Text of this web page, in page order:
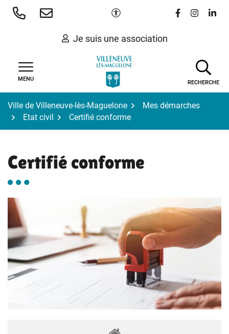
Aller
Paramètres d'accessibilité
Lien vers le
Lien vers
Lien
Je suis une association
MENU
RECHERCHE
Ville de Villeneuve-lès-Maguelone
Mes démarches
Etat civil
Certifié conforme
Certifié conforme